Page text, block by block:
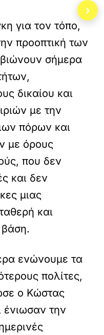
για τον τόπο,
προοπτική των
σήμερα
δικαίου και
με την
πόρων και
με όρους
που δεν
και δεν
μιας
και
βάση.
ενώνουμε τα
πολίτες,
ο Κώστας
ένιωσαν την
›